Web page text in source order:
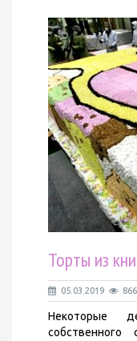
Торты из
05.03.2019
Некоторые